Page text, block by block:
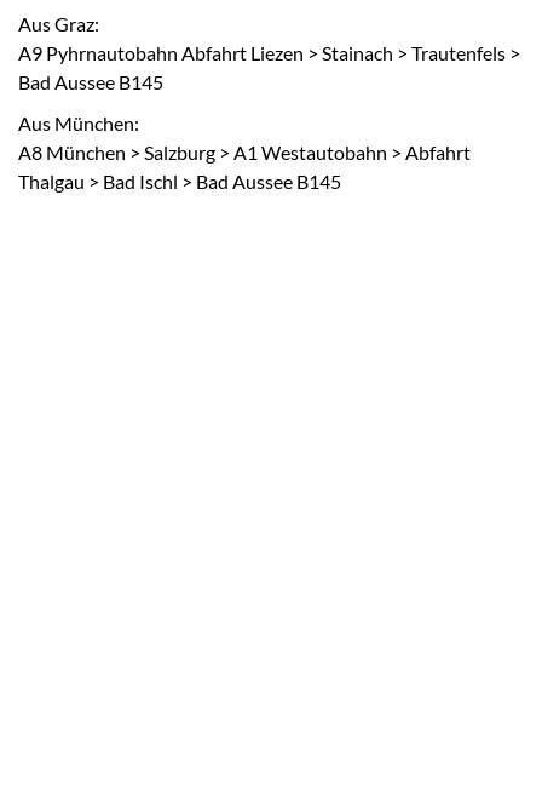
Aus Graz:
A9 Pyhrnautobahn Abfahrt Liezen > Stainach > Trautenfels >
Bad Aussee B145
Aus München:
A8 München > Salzburg > A1 Westautobahn > Abfahrt
Thalgau > Bad Ischl > Bad Aussee B145